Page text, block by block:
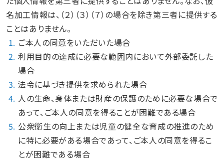
名加工情報は、（２）（３）（７）の場合を除き第三者に提供する
ことはありません。
1. ご本人の同意をいただいた場合
2. 利用目的の達成に必要な範囲内において外部委託した
場合
3. 法令に基づき提供を求められた場合
4. 人の生命、身体または財産の保護のために必要な場合で
あって、ご本人の同意を得ることが困難である場合
5. 公衆衛生の向上または児童の健全な育成の推進のため
に特に必要がある場合であって、ご本人の同意を得るこ
とが困難である場合